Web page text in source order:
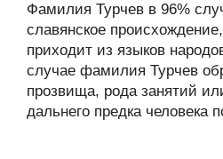
Фамилия Турчев в 96%
славянское
приходит из языков
случае фамилия Турчев
прозвища, рода занятий
дальнего предка человека